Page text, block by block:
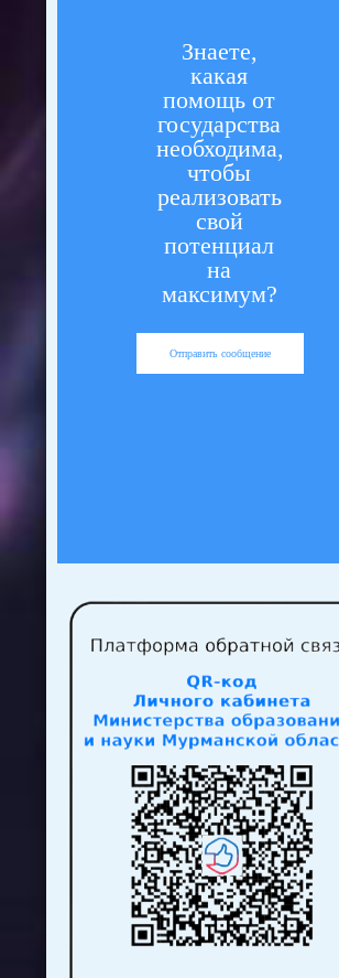
Знаете,
какая
помощь от
государства
необходима,
чтобы
реализовать
свой
потенциал
на
максимум?
Отправить сообщение